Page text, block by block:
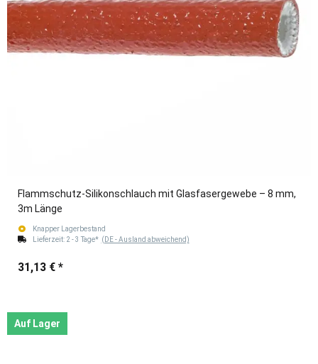
Flammschutz-Silikonschlauch mit Glasfasergewebe – 8 mm,
3m Länge
Knapper Lagerbestand
Lieferzeit: 2 - 3 Tage* (DE - Ausland abweichend)
31,13 € *
Auf Lager